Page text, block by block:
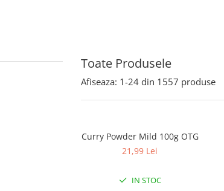
Toate Produsele
Afiseaza: 1-24 din 1557 produse
Curry Powder Mild 100g OTG
21,99 Lei
IN STOC